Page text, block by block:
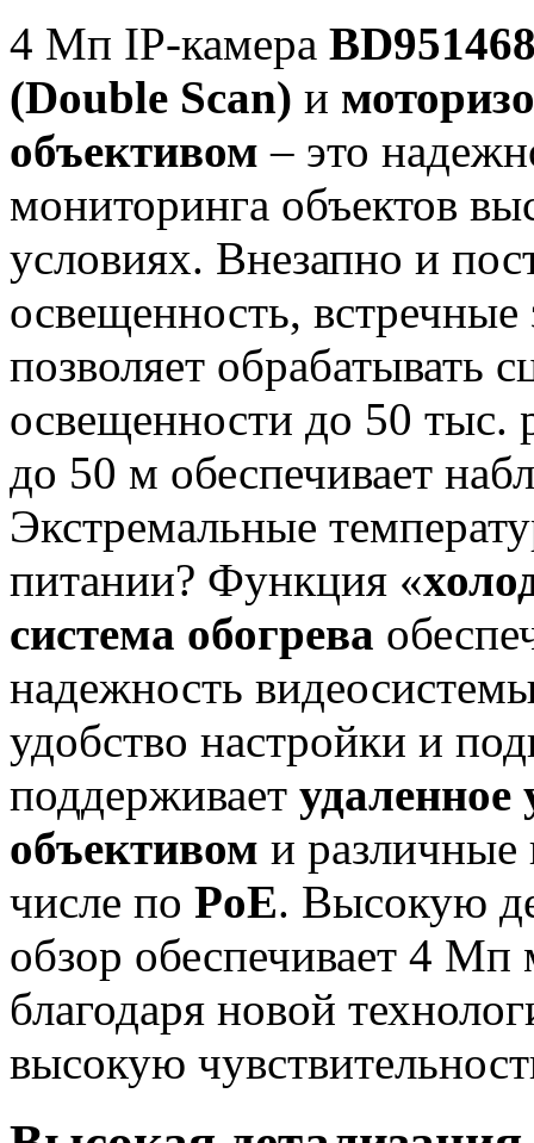
4 Мп IP-камера
(Double Scan) и
объективом – это
мониторинга объектов
условиях. Внезапно и
освещенность, встречные
позволяет обрабатывать
освещенности до 50 тыс.
до 50 м обеспечивает
Экстремальные
питании? Функция «
система обогрева
надежность
удобство настройки и
поддерживает
объективом и
числе по PoE. Высокую
обзор обеспечивает 4
благодаря новой
высокую